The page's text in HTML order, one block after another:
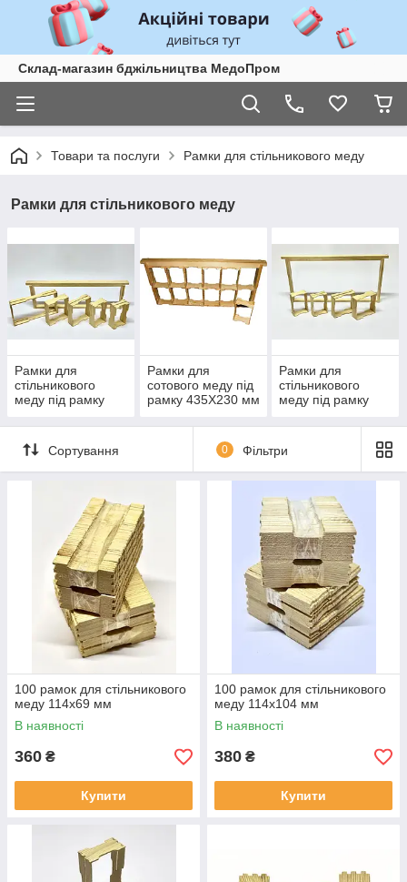
Склад-магазин бджільництва МедоПром
Товари та послуги Рамки для стільникового меду
Рамки для стільникового меду
Рамки для
стільникового
меду під рамку
Рамки для
сотового меду під
рамку 435Х230 мм
Рамки для
стільникового
меду під рамку
Сортування 0 Фільтри
100 рамок для стільникового
меду 114x69 мм
В наявності
360 ₴
Купити
100 рамок для стільникового
меду 114x104 мм
В наявності
380 ₴
Купити